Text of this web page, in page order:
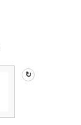
↻